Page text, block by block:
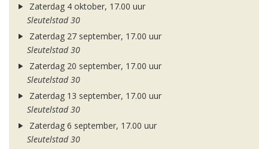
Zaterdag 4 oktober, 17.00 uur
Sleutelstad 30
Zaterdag 27 september, 17.00 uur
Sleutelstad 30
Zaterdag 20 september, 17.00 uur
Sleutelstad 30
Zaterdag 13 september, 17.00 uur
Sleutelstad 30
Zaterdag 6 september, 17.00 uur
Sleutelstad 30